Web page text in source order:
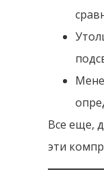
Все еще,
эти